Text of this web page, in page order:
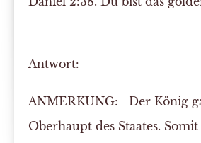
Antwort:
ANMERKUNG: Der König
Oberhaupt des Staates.